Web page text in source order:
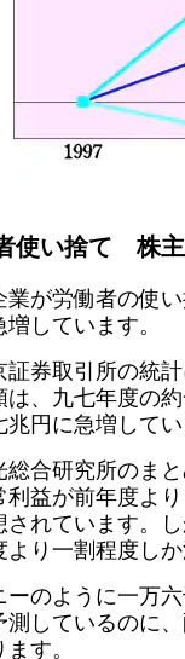
使い捨て 株
が労働者の使
増しています。
券取引所の統
は、九七年度の
兆円に急増して
合研究所のま
利益が前年度よ
されています。
より一割程度し
のように一万
測しているのに
す。